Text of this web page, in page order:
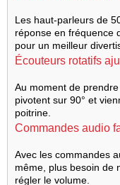
Les haut-parleurs de
réponse en fréquence
pour un meilleur
Écouteurs rotatifs
Au moment de
pivotent sur 90° et
poitrine.
Commandes audio
Avec les commandes
même, plus besoin de
régler le volume.